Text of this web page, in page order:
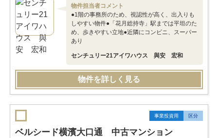
物件担当者コメント
●1階の事務所のため、視認性が高く、出入りも
しやすい物件●「花月総持寺」駅までは平坦のた
め、歩きやすい立地●近隣にコンビニ、スーパー
あり
センチュリー21アイワハウス 與安 宏和
物件を詳しく見る
事業投資用 区分
ベルシード横濱大口通 中古マンション